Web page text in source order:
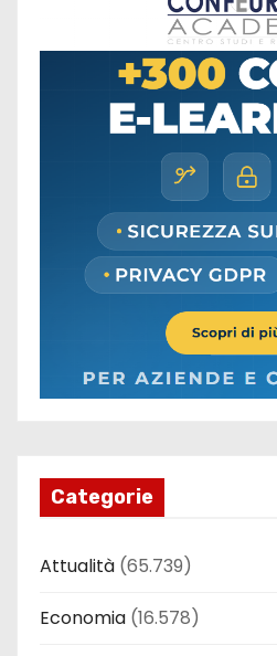
Categorie
Attualità (65.739)
Economia (16.578)